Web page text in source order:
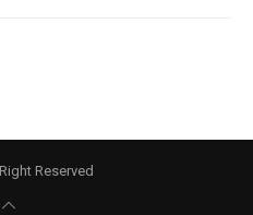
Reserved